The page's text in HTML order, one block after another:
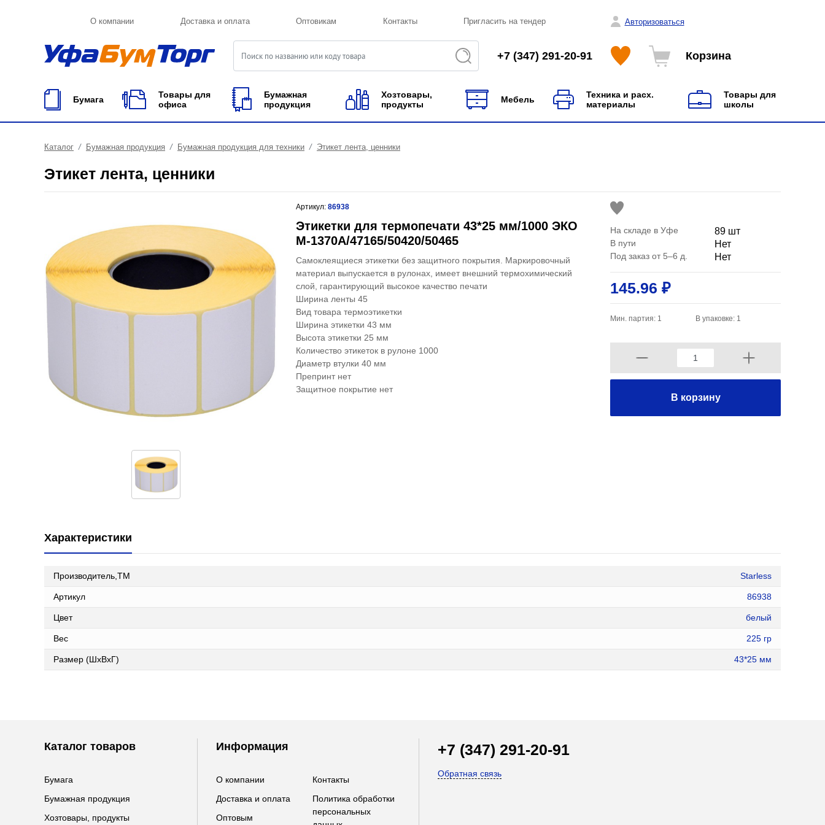
О компании Доставка и оплата Оптовикам Контакты Пригласить на тендер Авторизоваться
+7 (347) 291-20-91 Корзина
Бумага
Товары для
офиса
Бумажная
продукция
Хозтовары,
продукты
Мебель
Техника и расх.
материалы
Товары для
школы
Каталог Бумажная продукция Бумажная продукция для техники Этикет лента, ценники
Этикет лента, ценники
Артикул: 86938
Этикетки для термопечати 43*25 мм/1000 ЭКО
M-1370A/47165/50420/50465
Самоклеящиеся этикетки без защитного покрытия. Маркировочный
материал выпускается в рулонах, имеет внешний термохимический
слой, гарантирующий высокое качество печати
Ширина ленты 45
Вид товара термоэтикетки
Ширина этикетки 43 мм
Высота этикетки 25 мм
Количество этикеток в рулоне 1000
Диаметр втулки 40 мм
Препринт нет
Защитное покрытие нет
На складе в Уфе 89 шт
В пути Нет
Под заказ от 5–6 д. Нет
145.96 ₽
Мин. партия: 1 В упаковке: 1
В корзину
Характеристики
Производитель,ТМ Starless
Артикул 86938
Цвет белый
Вес 225 гр
Размер (ШxВxГ) 43*25 мм
Каталог товаров
Бумага
Бумажная продукция
Хозтовары, продукты
Информация
О компании
Доставка и оплата
Оптовым
Контакты
Политика обработки
персональных
+7 (347) 291-20-91
Обратная связь